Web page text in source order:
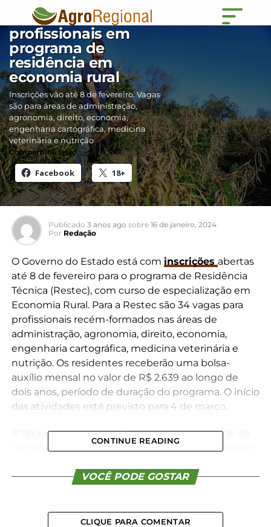
Governo seleciona 34
profissionais em
programa de
residência em
economia rural
Inscrições vão até 8 de fevereiro. Vagas
são para áreas de administração,
agronomia, direito, economia,
engenharia cartográfica, medicina
veterinária e nutrição
Compartilhe isso:
Facebook 18+
Publicado 3 anos ago sobre 16 de janeiro, 2024
Por Redação
O Governo do Estado está com inscrições abertas
até 8 de fevereiro para o programa de Residência
Técnica (Restec), com curso de especialização em
Economia Rural. Para a Restec são 34 vagas para
profissionais recém-formados nas áreas de
administração, agronomia, direito, economia,
engenharia cartográfica, medicina veterinária e
nutrição. Os residentes receberão uma bolsa-
auxílio mensal no valor de R$ 2.639 ao longo de
dois anos, período de duração do programa. O início
das atividades está previsto para 4 de março.
A taxa de inscrição é R$ 150, com possibilidade de
isenção para os candidatos registrados no Cadastro
(CadÚnico). Esse benefício se estende para
convocação da Justiça Eleitoral do Paraná.
CONTINUE READING
VOCÊ PODE GOSTAR
CLIQUE PARA COMENTAR